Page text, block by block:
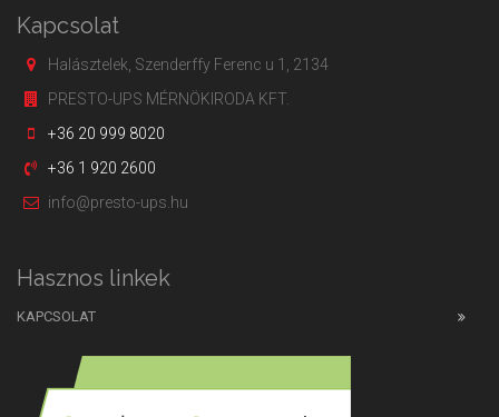
Kapcsolat
Halásztelek, Szenderffy Ferenc u 1, 2134
PRESTO-UPS MÉRNÖKIRODA KFT.
+36 20 999 8020
+36 1 920 2600
info@presto-ups.hu
Hasznos linkek
KAPCSOLAT